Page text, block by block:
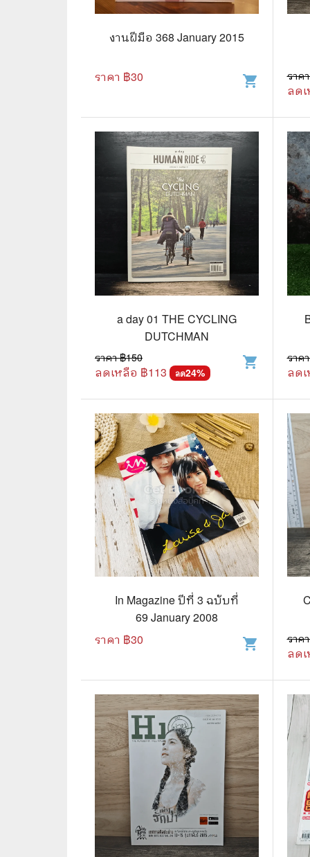
งานฝีมือ 368 January 2015
ราคา ฿30 shopping_cart ราค
ลด
a day 01 THE CYCLING
DUTCHMAN
ราคา ฿150
ลดเหลือ ฿113 ลด24%
shopping_cart ราค
ลด
In Magazine ปีที่ 3 ฉบับที่
69 January 2008
ราคา ฿30 shopping_cart ราค
ลด
🛸 วิทยาศาสตร์ คณิตศาสตร์
🌾 พืช สัตว์
🏡 บ้านและสวน
🎸 ดนตรี ภาพยนตร์
⚽ กีฬา เกม
👸 นางงาม
🖥️ คอมพิวเตอร์ เทคโนโลยี
หนังสือทั่วไป พ็อกเก็ตบุ๊ค
🦄 วรรณกรรม นิยาย เรื่องสั้น
🛖 วรรณคดีไทย นิทานพื้นบ้าน
👩‍🦳 นิยายไทยรุ่นเก่า
🏵️ บทกวี บทกลอน
🏞️ นิยายภาพ
👨‍❤️‍👨 นิยายวาย นิยายยูริ
✍️ นิยายฟิคชั่น
🌏 นิยายแปล
🏰 วรรณกรรมเยาวชน
🛸 ไซไฟ วิทยาศาสตร์
🌟 นิยายไลท์โนเวล
🏮 นิยายจีน
🌞 นิยายแจ่มใส
❤️ รัก โรแมนติก
❤️‍🔥❤️‍🔥 นิยายรัก ราคาถูกสุด
💀 ผี สยองขวัญ ระทึกขวัญ
🎭 ดราม่า ชีวิต
🐾 เกี่
🕵️‍♀️ สื
⚽ กา
😀 ตลก
🔮 แ
👽 ไซไฟ
☠️ กา
👩 ส
🔵 สน
🏳️‍🌈 ส
🟩 ส
☀️ สน
🟦 ส
⭕ ส
🔴 ส
🔲 สน
การ์ตู
กล่อง
หนังสื
🐲 ห
🪐 ค
🐲 นิท